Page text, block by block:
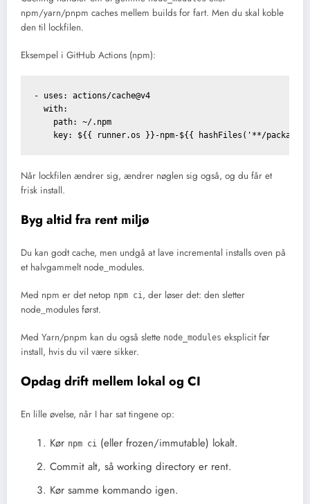
npm/yarn/pnpm caches mellem builds for fart. Men du skal koble
den til lockfilen.
Eksempel i GitHub Actions (npm):
- uses: actions/cache@v4
  with:
    path: ~/.npm
Når lockfilen ændrer sig, ændrer nøglen sig også, og du får et
frisk install.
Byg altid fra rent miljø
Du kan godt cache, men undgå at lave incremental installs oven på
et halvgammelt node_modules.
Med npm er det netop npm ci, der løser det: den sletter
node_modules først.
Med Yarn/pnpm kan du også slette node_modules eksplicit før
install, hvis du vil være sikker.
Opdag drift mellem lokal og CI
En lille øvelse, når I har sat tingene op:
Kør npm ci (eller frozen/immutable) lokalt.
Commit alt, så working directory er rent.
Kør samme kommando igen.